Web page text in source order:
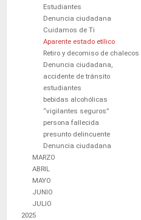
Estudiantes
Denuncia ciudadana
Cuidamos de Ti
Aparente estado etílico
Retiro y decomiso de chalecos
Denuncia ciudadana,
accidente de tránsito
estudiantes
bebidas alcohólicas
“vigilantes seguros”
persona fallecida
presunto delincuente
Denuncia ciudadana
MARZO
ABRIL
MAYO
JUNIO
JULIO
2025